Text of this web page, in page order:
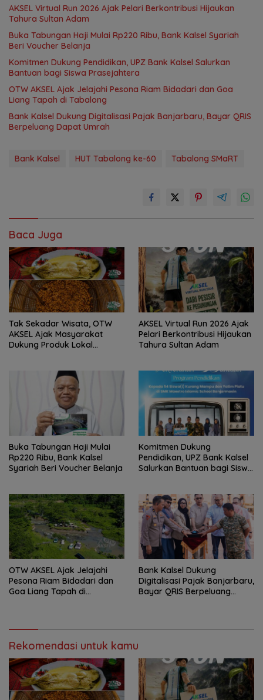
AKSEL Virtual Run 2026 Ajak Pelari Berkontribusi Hijaukan
Tahura Sultan Adam
Buka Tabungan Haji Mulai Rp220 Ribu, Bank Kalsel Syariah
Beri Voucher Belanja
Komitmen Dukung Pendidikan, UPZ Bank Kalsel Salurkan
Bantuan bagi Siswa Prasejahtera
OTW AKSEL Ajak Jelajahi Pesona Riam Bidadari dan Goa
Liang Tapah di Tabalong
Bank Kalsel Dukung Digitalisasi Pajak Banjarbaru, Bayar QRIS
Berpeluang Dapat Umrah
Bank Kalsel HUT Tabalong ke-60 Tabalong SMaRT
Baca Juga
Tak Sekadar Wisata, OTW
AKSEL Ajak Masyarakat
Dukung Produk Lokal
AKSEL Virtual Run 2026 Ajak
Pelari Berkontribusi Hijaukan
Tahura Sultan Adam
Buka Tabungan Haji Mulai
Rp220 Ribu, Bank Kalsel
Syariah Beri Voucher Belanja
Komitmen Dukung
Pendidikan, UPZ Bank Kalsel
Salurkan Bantuan bagi Siswa
OTW AKSEL Ajak Jelajahi
Pesona Riam Bidadari dan
Goa Liang Tapah di
Bank Kalsel Dukung
Digitalisasi Pajak Banjarbaru,
Bayar QRIS Berpeluang
Rekomendasi untuk kamu